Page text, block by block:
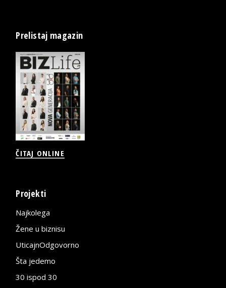
Prelistaj magazin
ČITAJ ONLINE
Projekti
Najkolega
Žene u biznisu
UticajnOdgovorno
Šta jedemo
30 ispod 30